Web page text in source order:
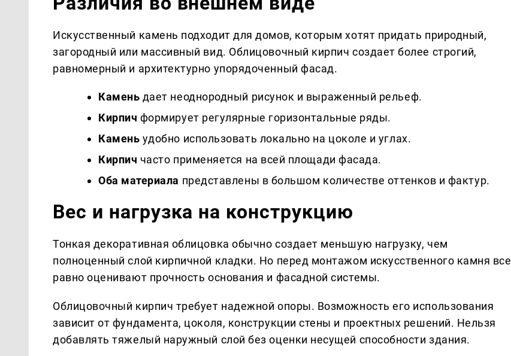
Искусственный камень подходит для домов, которым хотят придать природный,
загородный или массивный вид. Облицовочный кирпич создает более строгий,
равномерный и архитектурно упорядоченный фасад.
Камень дает неоднородный рисунок и выраженный рельеф.
Кирпич формирует регулярные горизонтальные ряды.
Камень удобно использовать локально на цоколе и углах.
Кирпич часто применяется на всей площади фасада.
Оба материала представлены в большом количестве оттенков и фактур.
Вес и нагрузка на конструкцию
Тонкая декоративная облицовка обычно создает меньшую нагрузку, чем
полноценный слой кирпичной кладки. Но перед монтажом искусственного камня все
равно оценивают прочность основания и фасадной системы.
Облицовочный кирпич требует надежной опоры. Возможность его использования
зависит от фундамента, цоколя, конструкции стены и проектных решений. Нельзя
добавлять тяжелый наружный слой без оценки несущей способности здания.